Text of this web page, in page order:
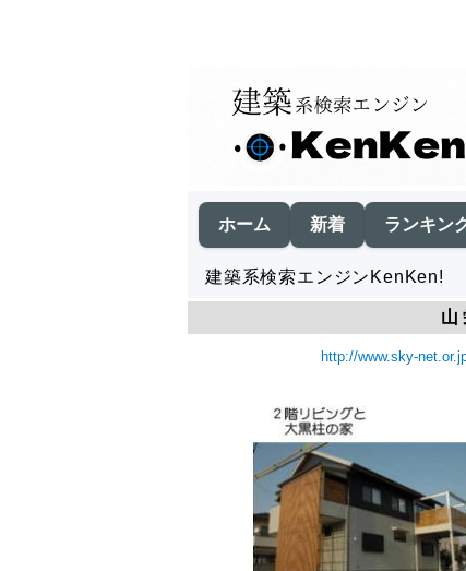
ホーム 新着 ランキン
建築系検索エンジンKenKen!
山
http://www.sky-